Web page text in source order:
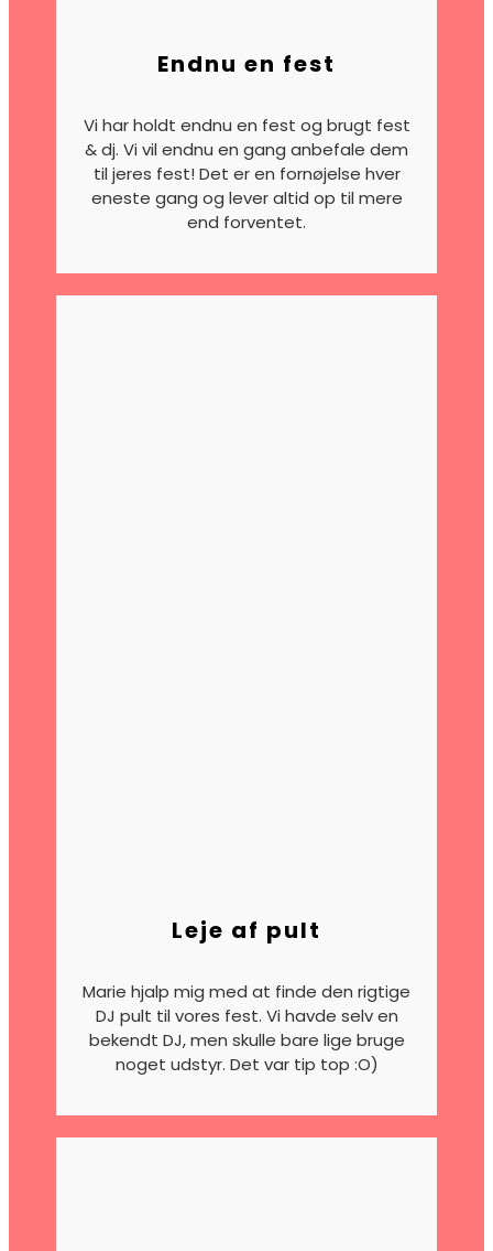
Endnu en fest
Vi har holdt endnu en fest og brugt fest
& dj. Vi vil endnu en gang anbefale dem
til jeres fest! Det er en fornøjelse hver
eneste gang og lever altid op til mere
end forventet.
Leje af pult
Marie hjalp mig med at finde den rigtige
DJ pult til vores fest. Vi havde selv en
bekendt DJ, men skulle bare lige bruge
noget udstyr. Det var tip top :O)